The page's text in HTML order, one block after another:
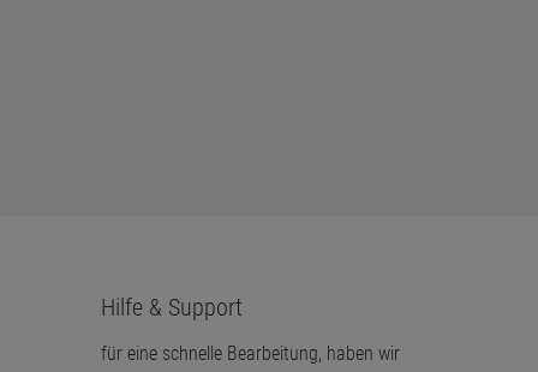
Hilfe & Support
für eine schnelle Bearbeitung, haben wir